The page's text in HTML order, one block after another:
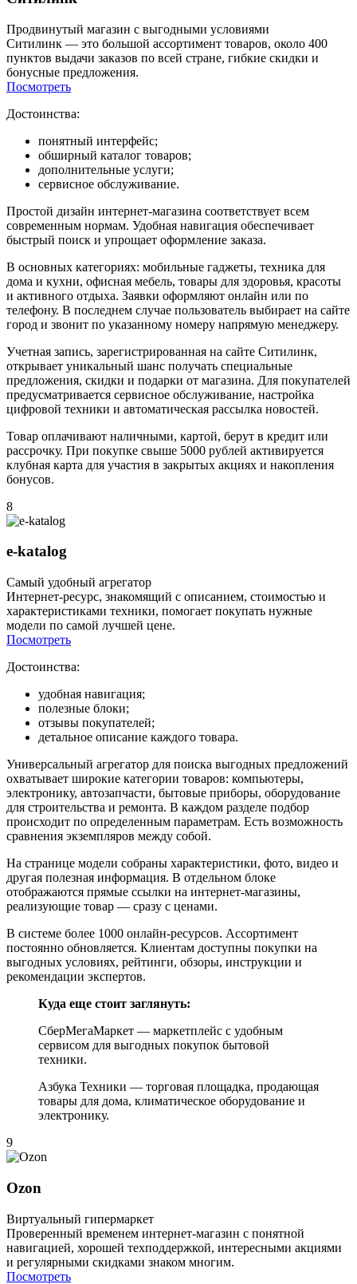
Продвинутый магазин с выгодными условиями
Ситилинк — это большой ассортимент товаров, около 400
пунктов выдачи заказов по всей стране, гибкие скидки и
бонусные предложения.
Посмотреть
Достоинства:
понятный интерфейс;
обширный каталог товаров;
дополнительные услуги;
сервисное обслуживание.
Простой дизайн интернет-магазина соответствует всем
современным нормам. Удобная навигация обеспечивает
быстрый поиск и упрощает оформление заказа.
В основных категориях: мобильные гаджеты, техника для
дома и кухни, офисная мебель, товары для здоровья, красоты
и активного отдыха. Заявки оформляют онлайн или по
телефону. В последнем случае пользователь выбирает на сайте
город и звонит по указанному номеру напрямую менеджеру.
Учетная запись, зарегистрированная на сайте Ситилинк,
открывает уникальный шанс получать специальные
предложения, скидки и подарки от магазина. Для покупателей
предусматривается сервисное обслуживание, настройка
цифровой техники и автоматическая рассылка новостей.
Товар оплачивают наличными, картой, берут в кредит или
рассрочку. При покупке свыше 5000 рублей активируется
клубная карта для участия в закрытых акциях и накопления
бонусов.
8
e-katalog
Самый удобный агрегатор
Интернет-ресурс, знакомящий с описанием, стоимостью и
характеристиками техники, помогает покупать нужные
модели по самой лучшей цене.
Посмотреть
Достоинства:
удобная навигация;
полезные блоки;
отзывы покупателей;
детальное описание каждого товара.
Универсальный агрегатор для поиска выгодных предложений
охватывает широкие категории товаров: компьютеры,
электронику, автозапчасти, бытовые приборы, оборудование
для строительства и ремонта. В каждом разделе подбор
происходит по определенным параметрам. Есть возможность
сравнения экземпляров между собой.
На странице модели собраны характеристики, фото, видео и
другая полезная информация. В отдельном блоке
отображаются прямые ссылки на интернет-магазины,
реализующие товар — сразу с ценами.
В системе более 1000 онлайн-ресурсов. Ассортимент
постоянно обновляется. Клиентам доступны покупки на
выгодных условиях, рейтинги, обзоры, инструкции и
рекомендации экспертов.
Куда еще стоит заглянуть:
СберМегаМаркет — маркетплейс с удобным
сервисом для выгодных покупок бытовой
техники.
Азбука Техники — торговая площадка, продающая
товары для дома, климатическое оборудование и
электронику.
9
Ozon
Виртуальный гипермаркет
Проверенный временем интернет-магазин с понятной
навигацией, хорошей техподдержкой, интересными акциями
и регулярными скидками знаком многим.
Посмотреть